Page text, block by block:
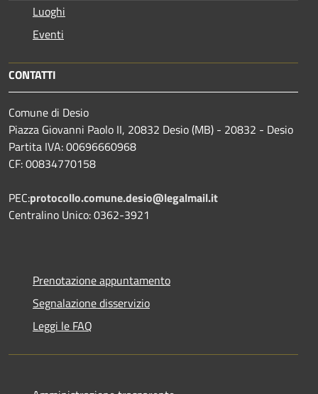
Luoghi
Eventi
CONTATTI
Comune di Desio
Piazza Giovanni Paolo II, 20832 Desio (MB) - 20832 - Desio
Partita IVA: 00696660968
CF: 00834770158
PEC:protocollo.comune.desio@legalmail.it
Centralino Unico: 0362-3921
Prenotazione appuntamento
Segnalazione disservizio
Leggi le FAQ